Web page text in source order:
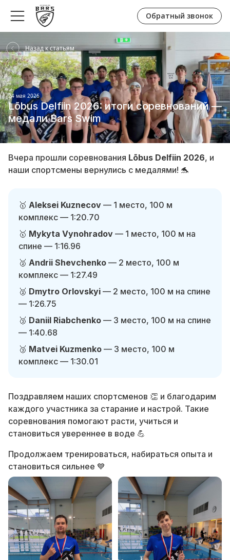
Обратный звонок
Назад к статьям
24 мая 2026
Lõbus Delfiin 2026: итоги соревнований —
медали Bars Swim
Вчера прошли соревнования Lõbus Delfiin 2026, и
наши спортсмены вернулись с медалями! 🐬
🥇 Aleksei Kuznecov — 1 место, 100 м
комплекс — 1:20.70
🥇 Mykyta Vynohradov — 1 место, 100 м на
спине — 1:16.96
🥈 Andrii Shevchenko — 2 место, 100 м
комплекс — 1:27.49
🥈 Dmytro Orlovskyi — 2 место, 100 м на спине
— 1:26.75
🥉 Daniil Riabchenko — 3 место, 100 м на спине
— 1:40.68
🥉 Matvei Kuzmenko — 3 место, 100 м
комплекс — 1:30.01
Поздравляем наших спортсменов 👏 и благодарим
каждого участника за старание и настрой. Такие
соревнования помогают расти, учиться и
становиться увереннее в воде 💪
Продолжаем тренироваться, набираться опыта и
становиться сильнее 💙